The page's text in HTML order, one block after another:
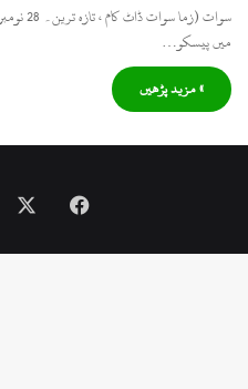
میں پیسکو…
» مزید پڑھیں
Facebook